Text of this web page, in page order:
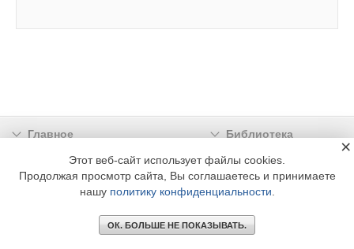
Главное
Библиотека
Подписка
Реклама
Информация
Этот веб-сайт использует файлы cookies.
Продолжая просмотр сайта, Вы соглашаетесь и принимаете
нашу политику конфиденциальности
ОК. БОЛЬШЕ НЕ ПОКАЗЫВАТЬ.
×